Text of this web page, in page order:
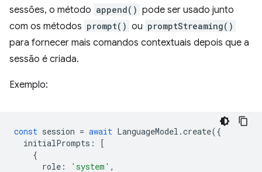
sessões, o método append() pode ser usado junto
com os métodos prompt() ou promptStreaming()
para fornecer mais comandos contextuais depois que a
sessão é criada.
Exemplo:
const session = await LanguageModel .create({
initialPrompts :
[
{
role : 'system' ,